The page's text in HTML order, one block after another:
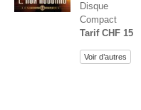
Disque
Compact
Tarif CHF 15
Voir d’autres